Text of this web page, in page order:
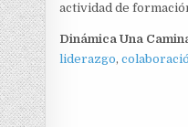
actividad de
Dinámica Una
liderazgo,